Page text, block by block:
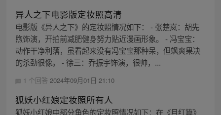
异人之下电影版定妆照高清
电影版《异人之下》的定妆照情况如下： - 张楚岚：胡先
煦饰演，开拍前减肥健身努力贴近漫画形象。 - 冯宝宝：
动作干净利落，虽看起来没有冯宝宝那种呆，但飒爽果决
的杀劲很像。 - 徐三：乔振宇饰演，很帅，...
1 个回答 2024年09月01日 21:10
狐妖小红娘定妆照所有人
狐妖小红娘中部分角色的定妆照情况如下：在《月红篇》